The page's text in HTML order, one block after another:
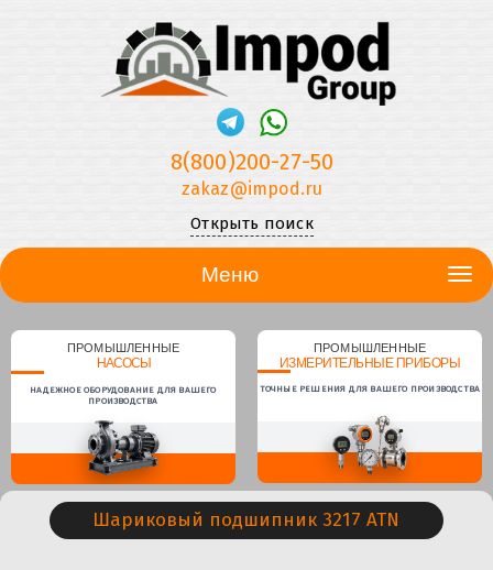
8(800)200-27-50
zakaz@impod.ru
Открыть поиск
Меню
ПРОМЫШЛЕННЫЕ
НАСОСЫ
НАДЕЖНОЕ ОБОРУДОВАНИЕ ДЛЯ ВАШЕГО
ПРОИЗВОДСТВА
ПРОМЫШЛЕННЫЕ
ИЗМЕРИТЕЛЬНЫЕ ПРИБОРЫ
ТОЧНЫЕ РЕШЕНИЯ ДЛЯ ВАШЕГО ПРОИЗВОДСТВА
Шариковый подшипник 3217 ATN